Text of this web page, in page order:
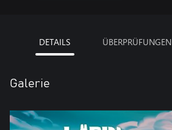
DETAILS ÜBERPRÜFUNGEN
Galerie